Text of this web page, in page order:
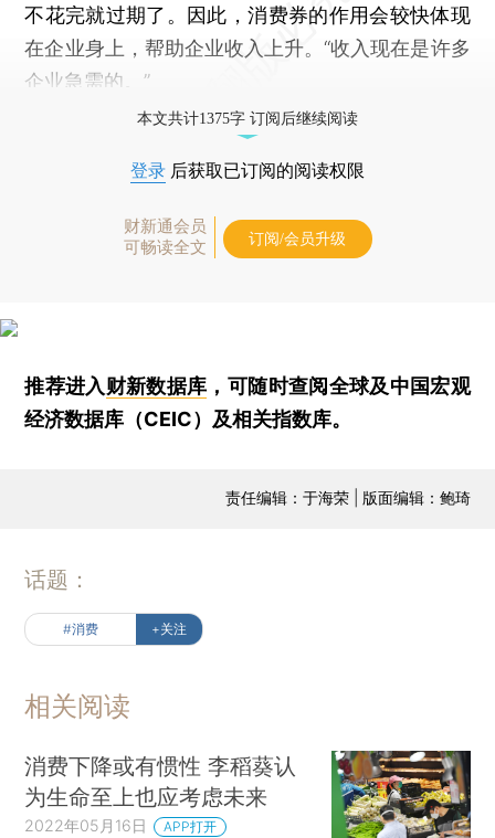
不花完就过期了。因此，消费券的作用会较快体现
在企业身上，帮助企业收入上升。“收入现在是许多
企业急需的。”
本文共计1375字 订阅后继续阅读
登录 后获取已订阅的阅读权限
财新通会员
可畅读全文
订阅/会员升级
推荐进入财新数据库 ，可随时查阅全球及中国宏观
经济数据库（CEIC）及相关指数库。
责任编辑：于海荣 | 版面编辑：鲍琦
话题：
#消费 +关注
相关阅读
消费下降或有惯性 李稻葵认
为生命至上也应考虑未来
2022年05月16日 APP打开